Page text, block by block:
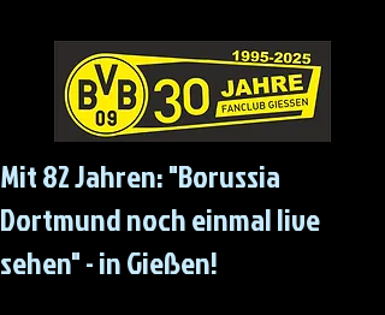
Mit 82 Jahren: "Borussia
Dortmund noch einmal live
sehen" - in Gießen!